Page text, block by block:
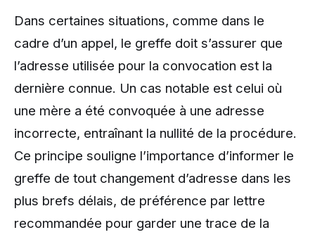
Dans certaines situations, comme dans le
cadre d’un appel, le greffe doit s’assurer que
l’adresse utilisée pour la convocation est la
dernière connue. Un cas notable est celui où
une mère a été convoquée à une adresse
incorrecte, entraînant la nullité de la procédure.
Ce principe souligne l’importance d’informer le
greffe de tout changement d’adresse dans les
plus brefs délais, de préférence par lettre
recommandée pour garder une trace de la